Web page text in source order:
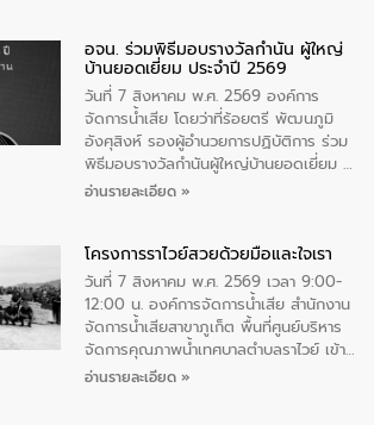
ทิพย์คำ รองผู้ว่าราชการจังหวัดมุกดาหาร
เป็นประธานในพิธี ณ เรือนจําชั่วคราวนาโสก
ตําบลนาโสก อําเภอเมืองมุกดาหาร จังหวัด
มุกดาหาร โดยในกิจกรรมได้ร่วมปลูกป่า และ
ทําความสะอาดภายในบริเวณ จัดกิจกรรม
เพื่อถวายเป็นพระราชกุศล สมเด็จพระนาง
เจ้าสิริกิติ์พระบรมราชินีนาถ พระบรมราช
อจน. ร่วมพิธีมอบรางวัลกำนัน ผู้ใหญ่
บ้านยอดเยี่ยม ประจำปี 2569
วันที่ 7 สิงหาคม พ.ศ. 2569 องค์การ
จัดการน้ำเสีย โดยว่าที่ร้อยตรี พัฒนภูมิ
อังศุสิงห์ รองผู้อำนวยการปฏิบัติการ ร่วม
พิธีมอบรางวัลกำนันผู้ใหญ่บ้านยอดเยี่ยม ณ
ทำเนียบรัฐบาล โดยมีนายอนุทิน ชาญวีรกูล
ทองคำและประกาศเกียรติคุณให้แก่ กำนัน
ผู้ใหญ่บ้านยอดเยี่ยม พร้อมกล่าวชื่นชม ให้
โอวาท และมอบนโยบาย
อ่านรายละเอียด »
โครงการราไวย์สวยด้วยมือและใจเรา
วันที่ 7 สิงหาคม พ.ศ. 2569 เวลา 9:00-
12:00 น. องค์การจัดการน้ำเสีย สำนักงาน
จัดการน้ำเสียสาขาภูเก็ต พื้นที่ศูนย์บริหาร
จัดการคุณภาพน้ำเทศบาลตำบลราไวย์ เข้า
ร่วมโครงการราไวย์สวยด้วยมือและใจเรา
อ่านรายละเอียด »